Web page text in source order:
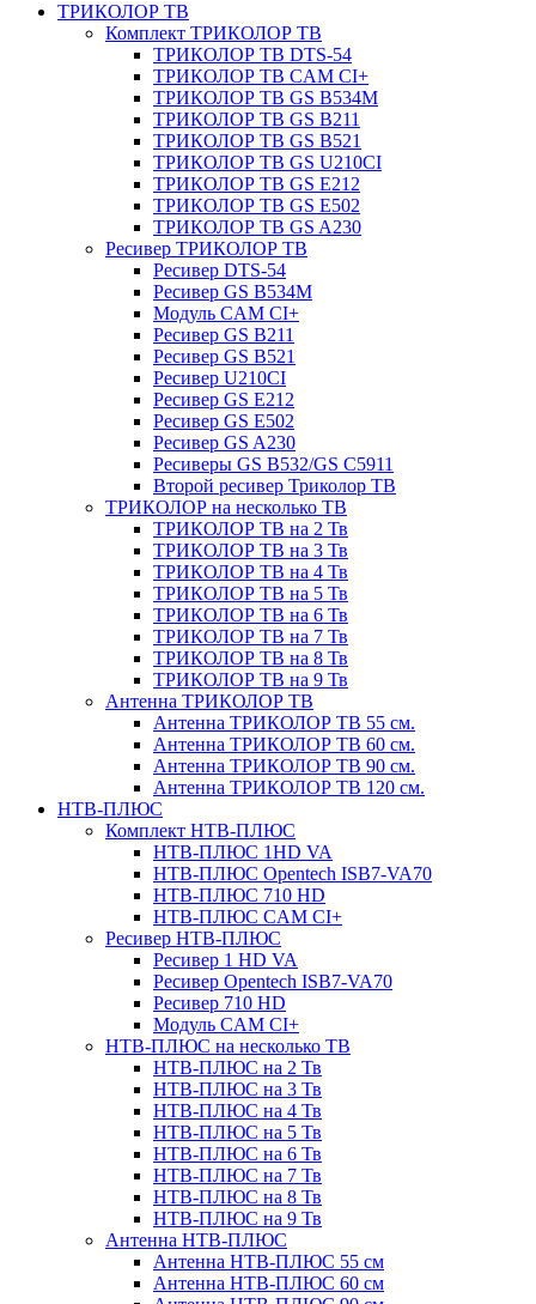
ТРИКОЛОР ТВ
Комплект ТРИКОЛОР ТВ
ТРИКОЛОР ТВ DTS-54
ТРИКОЛОР ТВ CAM CI+
ТРИКОЛОР ТВ GS B534M
ТРИКОЛОР ТВ GS B211
ТРИКОЛОР ТВ GS B521
ТРИКОЛОР ТВ GS U210CI
ТРИКОЛОР ТВ GS E212
ТРИКОЛОР ТВ GS E502
ТРИКОЛОР ТВ GS A230
Ресивер ТРИКОЛОР ТВ
Ресивер DTS-54
Ресивер GS B534M
Модуль CAM CI+
Ресивер GS B211
Ресивер GS B521
Ресивер U210CI
Ресивер GS E212
Ресивер GS E502
Ресивер GS A230
Ресиверы GS B532/GS C5911
Второй ресивер Триколор ТВ
ТРИКОЛОР на несколько ТВ
ТРИКОЛОР ТВ на 2 Тв
ТРИКОЛОР ТВ на 3 Тв
ТРИКОЛОР ТВ на 4 Тв
ТРИКОЛОР ТВ на 5 Тв
ТРИКОЛОР ТВ на 6 Тв
ТРИКОЛОР ТВ на 7 Тв
ТРИКОЛОР ТВ на 8 Тв
ТРИКОЛОР ТВ на 9 Тв
Антенна ТРИКОЛОР ТВ
Антенна ТРИКОЛОР ТВ 55 см.
Антенна ТРИКОЛОР ТВ 60 см.
Антенна ТРИКОЛОР ТВ 90 см.
Антенна ТРИКОЛОР ТВ 120 см.
НТВ-ПЛЮС
Комплект НТВ-ПЛЮС
НТВ-ПЛЮС 1HD VA
НТВ-ПЛЮС Opentech ISB7-VA70
НТВ-ПЛЮС 710 HD
НТВ-ПЛЮС CAM CI+
Ресивер НТВ-ПЛЮС
Ресивер 1 HD VA
Ресивер Opentech ISB7-VA70
Ресивер 710 HD
Модуль CAM CI+
НТВ-ПЛЮС на несколько ТВ
НТВ-ПЛЮС на 2 Тв
НТВ-ПЛЮС на 3 Тв
НТВ-ПЛЮС на 4 Тв
НТВ-ПЛЮС на 5 Тв
НТВ-ПЛЮС на 6 Тв
НТВ-ПЛЮС на 7 Тв
НТВ-ПЛЮС на 8 Тв
НТВ-ПЛЮС на 9 Тв
Антенна НТВ-ПЛЮС
Антенна НТВ-ПЛЮС 55 см
Антенна НТВ-ПЛЮС 60 см